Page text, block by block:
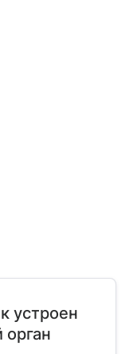
устроен
орган